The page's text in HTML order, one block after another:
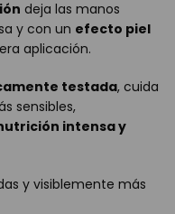
deja las manos
y con un efecto piel
aplicación.
testada, cuida
sensibles,
intensa y
y visiblemente más